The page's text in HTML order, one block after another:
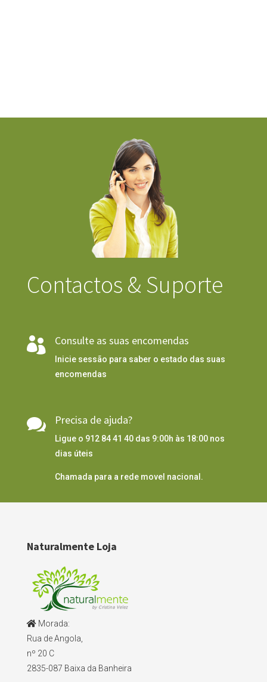
Contactos & Suporte
 Consulte as suas encomendas
Inicie sessão para saber o estado das suas
encomendas
 Precisa de ajuda?
Ligue o 912 84 41 40 das 9:00h às 18:00 nos
dias úteis
Chamada para a rede movel nacional.
Naturalmente Loja
Morada:
Rua de Angola,
nº 20 C
2835-087 Baixa da Banheira